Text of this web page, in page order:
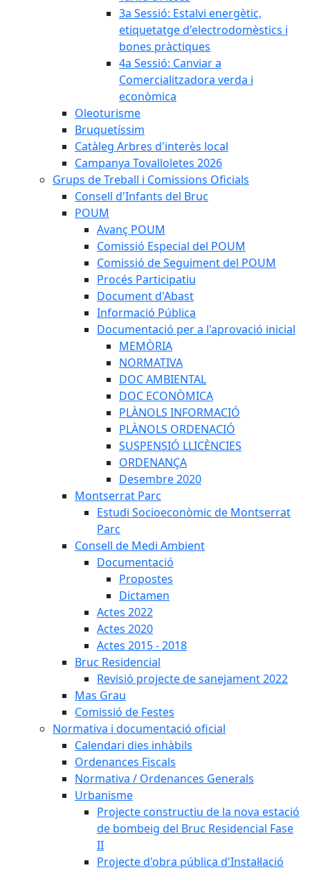
3a Sessió: Estalvi energètic,
etiquetatge d'electrodomèstics i
bones pràctiques
4a Sessió: Canviar a
Comercialitzadora verda i
econòmica
Oleoturisme
Bruquetíssim
Catàleg Arbres d'interès local
Campanya Tovalloletes 2026
Grups de Treball i Comissions Oficials
Consell d'Infants del Bruc
POUM
Avanç POUM
Comissió Especial del POUM
Comissió de Seguiment del POUM
Procés Participatiu
Document d'Abast
Informació Pública
Documentació per a l'aprovació inicial
MEMÒRIA
NORMATIVA
DOC AMBIENTAL
DOC ECONÒMICA
PLÀNOLS INFORMACIÓ
PLÀNOLS ORDENACIÓ
SUSPENSIÓ LLICÈNCIES
ORDENANÇA
Desembre 2020
Montserrat Parc
Estudi Socioeconòmic de Montserrat
Parc
Consell de Medi Ambient
Documentació
Propostes
Dictamen
Actes 2022
Actes 2020
Actes 2015 - 2018
Bruc Residencial
Revisió projecte de sanejament 2022
Mas Grau
Comissió de Festes
Normativa i documentació oficial
Calendari dies inhàbils
Ordenances Fiscals
Normativa / Ordenances Generals
Urbanisme
Projecte constructiu de la nova estació
de bombeig del Bruc Residencial Fase
II
Projecte d'obra pública d'Instal·lació